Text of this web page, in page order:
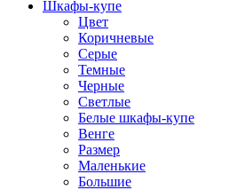
Шкафы-купе
Цвет
Коричневые
Серые
Темные
Черные
Светлые
Белые шкафы-купе
Венге
Размер
Маленькие
Большие